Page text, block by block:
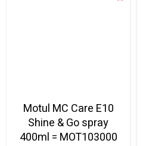
Motul MC Care E10
Shine & Go spray
400ml = MOT103000